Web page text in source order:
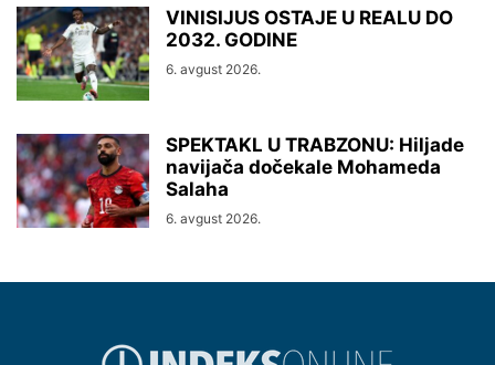
VINISIJUS OSTAJE U REALU DO
2032. GODINE
6. avgust 2026.
SPEKTAKL U TRABZONU: Hiljade
navijača dočekale Mohameda
Salaha
6. avgust 2026.